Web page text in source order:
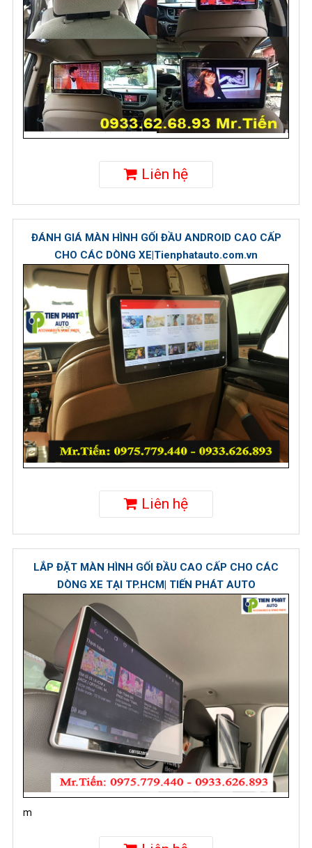
Liên hệ
ĐÁNH GIÁ MÀN HÌNH GỐI ĐẦU ANDROID CAO CẤP
CHO CÁC DÒNG XE|Tienphatauto.com.vn
Liên hệ
LẮP ĐẶT MÀN HÌNH GỐI ĐẦU CAO CẤP CHO CÁC
DÒNG XE TẠI TP.HCM| TIẾN PHÁT AUTO
m